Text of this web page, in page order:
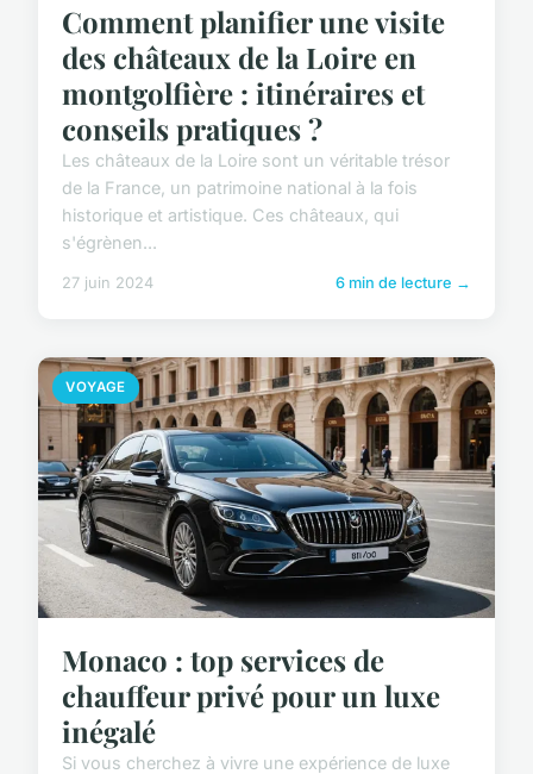
Comment planifier une visite
des châteaux de la Loire en
montgolfière : itinéraires et
conseils pratiques ?
Les châteaux de la Loire sont un véritable trésor
de la France, un patrimoine national à la fois
historique et artistique. Ces châteaux, qui
s'égrènen...
27 juin 2024 6 min de lecture →
VOYAGE
Monaco : top services de
chauffeur privé pour un luxe
inégalé
Si vous cherchez à vivre une expérience de luxe